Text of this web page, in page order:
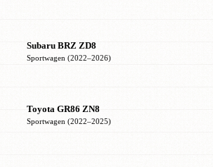
Subaru BRZ ZD8
Sportwagen (2022–2026)
Toyota GR86 ZN8
Sportwagen (2022–2025)